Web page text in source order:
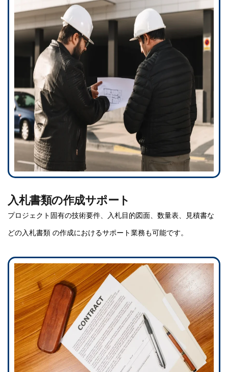
入札書類の作成サポート
プロジェクト固有の技術要件、入札目的図面、数量表、見積書な
どの入札書類 の作成におけるサポート業務も可能です。